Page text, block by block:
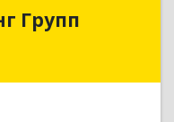
Групп
г.о. Дмитровский,